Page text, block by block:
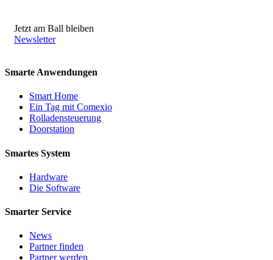
Jetzt am Ball bleiben
Newsletter
Smarte Anwendungen
Smart Home
Ein Tag mit Comexio
Rolladensteuerung
Doorstation
Smartes System
Hardware
Die Software
Smarter Service
News
Partner finden
Partner werden